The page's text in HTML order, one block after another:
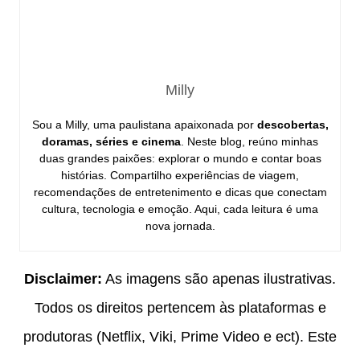
Milly
Sou a Milly, uma paulistana apaixonada por descobertas,
doramas, séries e cinema . Neste blog, reúno minhas
duas grandes paixões: explorar o mundo e contar boas
histórias. Compartilho experiências de viagem,
recomendações de entretenimento e dicas que conectam
cultura, tecnologia e emoção. Aqui, cada leitura é uma
nova jornada.
Disclaimer: As imagens são apenas ilustrativas.
Todos os direitos pertencem às plataformas e
produtoras (Netflix, Viki, Prime Video e ect). Este